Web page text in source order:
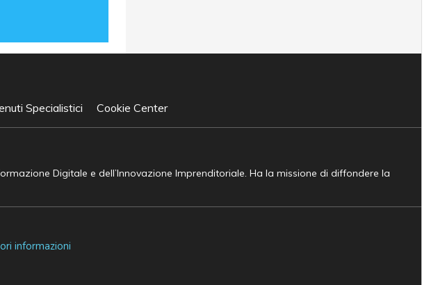
Specialistici Cookie Center
Digitale e dell’Innovazione Imprenditoriale. Ha la missione di diffondere la
informazioni